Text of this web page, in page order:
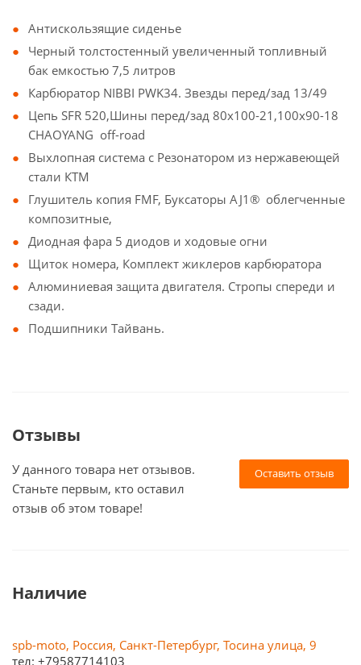
Антискользящие сиденье
Черный толстостенный увеличенный топливный
бак емкостью 7,5 литров
Карбюратор NIBBI PWK34. Звезды перед/зад 13/49
Цепь SFR 520,Шины перед/зад 80х100-21,100х90-18
CHAOYANG off-road
Выхлопная система с Резонатором из нержавеющей
стали КТМ
Глушитель копия FMF, Буксаторы AJ1® облегченные
композитные,
Диодная фара 5 диодов и ходовые огни
Щиток номера, Комплект жиклеров карбюратора
Алюминиевая защита двигателя. Стропы спереди и
сзади.
Подшипники Тайвань.
Отзывы
Оставить отзыв
У данного товара нет отзывов.
Станьте первым, кто оставил
отзыв об этом товаре!
Наличие
spb-moto, Россия, Санкт-Петербург, Тосина улица, 9
тел: +79587714103